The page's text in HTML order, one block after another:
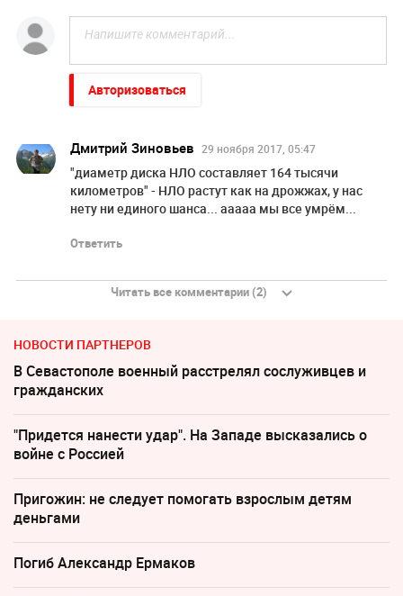
Авторизоваться
Дмитрий Зиновьев 29 ноября 2017, 05:47
"диаметр диска НЛО составляет 164 тысячи
километров" - НЛО растут как на дрожжах, у нас
нету ни единого шанса... ааааа мы все умрём...
Ответить
Читать все комментарии (2)
НОВОСТИ ПАРТНЕРОВ
В Севастополе военный расстрелял сослуживцев и
гражданских
"Придется нанести удар". На Западе высказались о
войне с Россией
Пригожин: не следует помогать взрослым детям
деньгами
Погиб Александр Ермаков